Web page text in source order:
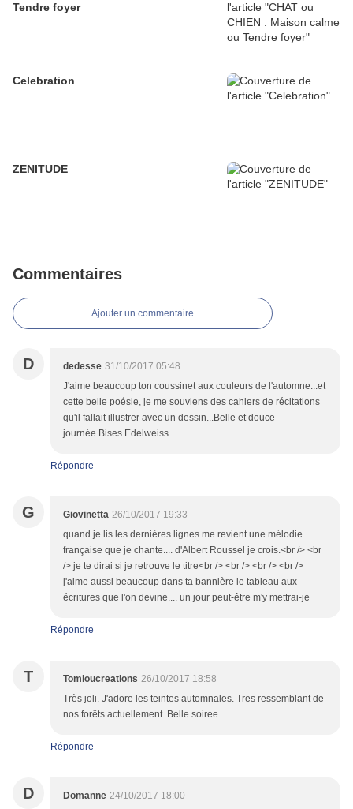
Tendre foyer
Celebration
ZENITUDE
Commentaires
Ajouter un commentaire
D dedesse 31/10/2017 05:48
J'aime beaucoup ton coussinet aux couleurs de l'automne...et
cette belle poésie, je me souviens des cahiers de récitations
qu'il fallait illustrer avec un dessin...Belle et douce
journée.Bises.Edelweiss
Répondre
G Giovinetta 26/10/2017 19:33
quand je lis les dernières lignes me revient une mélodie
française que je chante.... d'Albert Roussel je crois.<br /> <br
/> je te dirai si je retrouve le titre<br /> <br /> <br /> <br />
j'aime aussi beaucoup dans ta bannière le tableau aux
écritures que l'on devine.... un jour peut-être m'y mettrai-je
Répondre
T Tomloucreations 26/10/2017 18:58
Très joli. J'adore les teintes automnales. Tres ressemblant de
nos forêts actuellement. Belle soiree.
Répondre
D Domanne 24/10/2017 18:00